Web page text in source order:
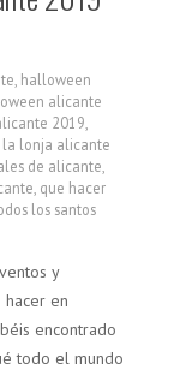
halloween
alicante
2019
la lonja alicante
de alicante
que hacer
los santos
y
en
encontrado
todo el mundo